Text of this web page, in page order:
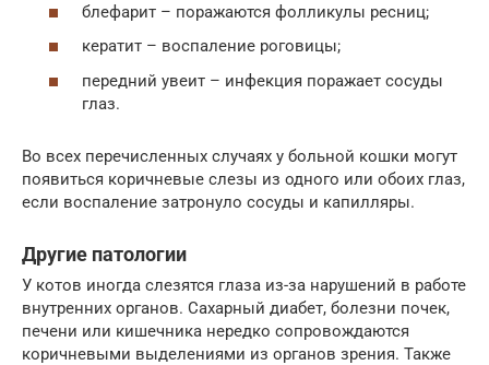
блефарит – поражаются фолликулы ресниц;
кератит – воспаление роговицы;
передний увеит – инфекция поражает сосуды
глаз.
Во всех перечисленных случаях у больной кошки могут
появиться коричневые слезы из одного или обоих глаз,
если воспаление затронуло сосуды и капилляры.
Другие патологии
У котов иногда слезятся глаза из-за нарушений в работе
внутренних органов. Сахарный диабет, болезни почек,
печени или кишечника нередко сопровождаются
коричневыми выделениями из органов зрения. Также